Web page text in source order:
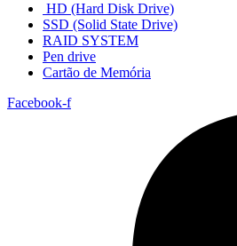
HD (Hard Disk Drive)
SSD (Solid State Drive)
RAID SYSTEM
Pen drive
Cartão de Memória
Facebook-f